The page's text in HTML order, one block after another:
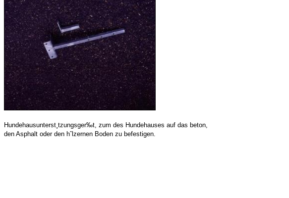
Hundehausunterst¸tzungsger‰t, zum des Hundehauses auf das beton,
den Asphalt oder den hˆlzernen Boden zu befestigen.